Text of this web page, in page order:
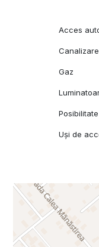
Acces
Canalizare
Gaz
Uși de